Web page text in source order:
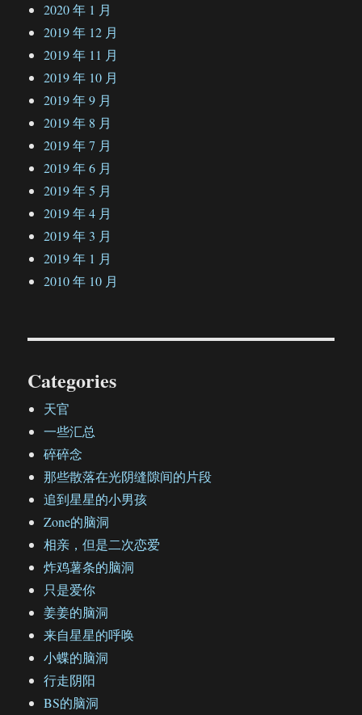
2020 年 1 月
2019 年 12 月
2019 年 11 月
2019 年 10 月
2019 年 9 月
2019 年 8 月
2019 年 7 月
2019 年 6 月
2019 年 5 月
2019 年 4 月
2019 年 3 月
2019 年 1 月
2010 年 10 月
Categories
天官
一些汇总
碎碎念
那些散落在光阴缝隙间的片段
追到星星的小男孩
Zone的脑洞
相亲，但是二次恋爱
炸鸡薯条的脑洞
只是爱你
姜姜的脑洞
来自星星的呼唤
小蝶的脑洞
行走阴阳
BS的脑洞